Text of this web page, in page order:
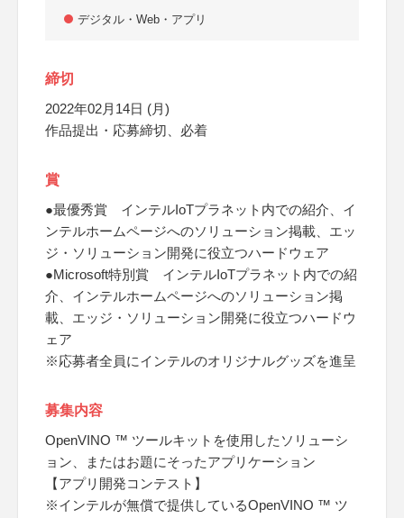
デジタル・Web・アプリ
締切
2022年02月14日 (月)
作品提出・応募締切、必着
賞
●最優秀賞 インテルIoTプラネット内での紹介、イ
ンテルホームページへのソリューション掲載、エッ
ジ・ソリューション開発に役立つハードウェア
●Microsoft特別賞 インテルIoTプラネット内での紹
介、インテルホームページへのソリューション掲
載、エッジ・ソリューション開発に役立つハードウ
ェア
※応募者全員にインテルのオリジナルグッズを進呈
募集内容
OpenVINO ™ ツールキットを使用したソリューシ
ョン、またはお題にそったアプリケーション
【アプリ開発コンテスト】
※インテルが無償で提供しているOpenVINO ™ ツ